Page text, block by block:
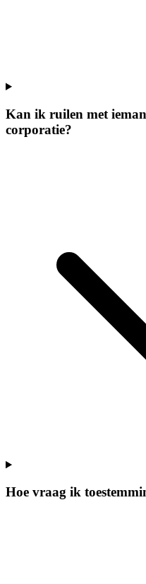
Kan ik ruilen met
corporatie?
Hoe vraag ik